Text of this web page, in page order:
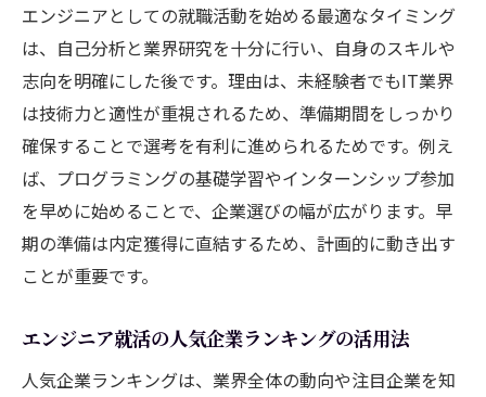
う
エンジニア人気職種の傾向と選び方のポイ
ント
エンジニア就職活動で差がつくポートフォ
リオ作成法
エンジニア就職ランキングから見る人気企
業の特徴
エンジニア就活のための自己分析と対策
リスト
未経験からエンジニア就職を叶えるコツ
エンジニアとしての就職活動を始める最適なタイミング
は、自己分析と業界研究を十分に行い、自身のスキルや
志向を明確にした後です。理由は、未経験者でもIT業界
は技術力と適性が重視されるため、準備期間をしっかり
確保することで選考を有利に進められるためです。例え
ば、プログラミングの基礎学習やインターンシップ参加
を早めに始めることで、企業選びの幅が広がります。早
期の準備は内定獲得に直結するため、計画的に動き出す
ことが重要です。
エンジニア就活の人気企業ランキングの活用法
人気企業ランキングは、業界全体の動向や注目企業を知